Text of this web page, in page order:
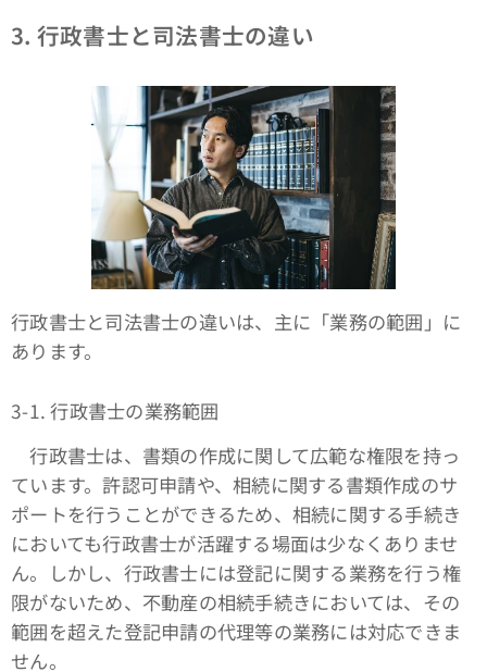
3. 行政書士と司法書士の違い
行政書士と司法書士の違いは、主に「業務の範囲」に
あります。
3-1. 行政書士の業務範囲
行政書士は、書類の作成に関して広範な権限を持っ
ています。許認可申請や、相続に関する書類作成のサ
ポートを行うことができるため、相続に関する手続き
においても行政書士が活躍する場面は少なくありませ
ん。しかし、行政書士には登記に関する業務を行う権
限がないため、不動産の相続手続きにおいては、その
範囲を超えた登記申請の代理等の業務には対応できま
せん。